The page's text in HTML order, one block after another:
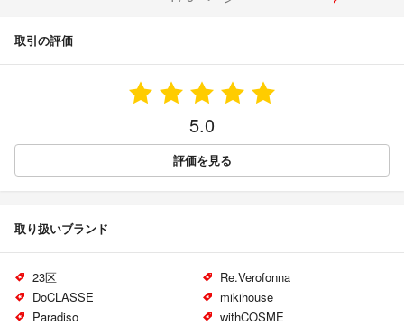
取引の評価
5.0
評価を見る
取り扱いブランド
23区
Re.Verofonna
DoCLASSE
mikihouse
Paradiso
withCOSME